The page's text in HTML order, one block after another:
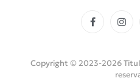
Facebook
Copyright © 2023-2026